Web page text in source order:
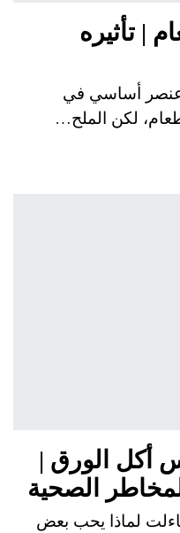
| تأثيره
عنصر أساسي في
لكن الملح…
أكل الورق |
الصحية
لماذا يحب بعض